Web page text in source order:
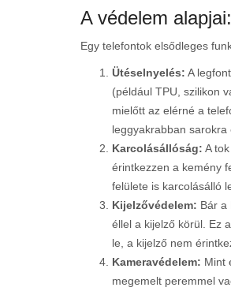
A védelem
Egy telefontok elsődleges
Ütéselnyelés: A
(például TPU, szilikon
mielőtt az elérné a
leggyakrabban sarokra
Karcolásállóság: A
érintkezzen a kemény
felülete is karcolásálló
Kijelzővédelem: Bár a
éllel a kijelző körül. Ez
le, a kijelző nem
Kameravédelem: Mint
megemelt peremmel